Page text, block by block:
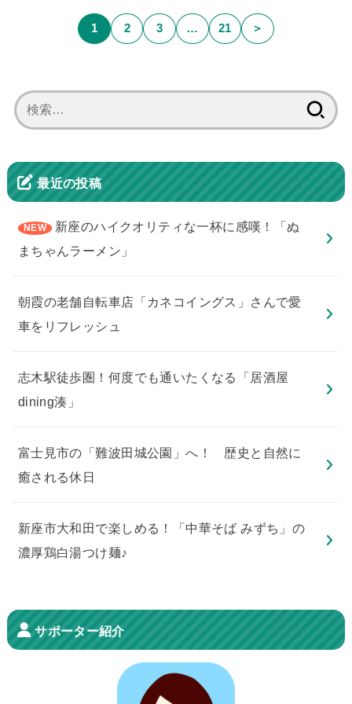
1 2 3 … 21 ＞
索:
最近の投稿
新座のハイクオリティな一杯に感嘆！「ぬ
まちゃんラーメン」
朝霞の老舗自転車店「カネコイングス」さんで愛
車をリフレッシュ
志木駅徒歩圏！何度でも通いたくなる「居酒屋
dining湊」
​富士見市の「難波田城公園」へ！ 歴史と自然に
癒される休日
新座市大和田で楽しめる！「中華そば みずち」の
濃厚鶏白湯つけ麺♪
サポーター紹介